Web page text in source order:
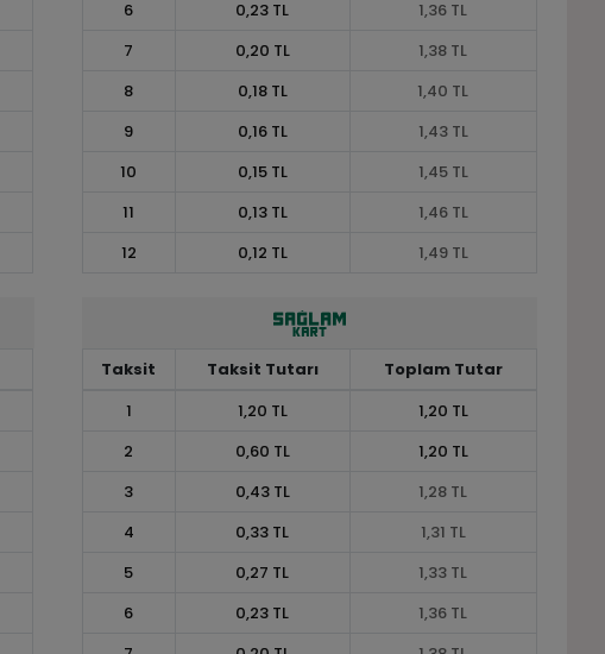
6
0,23 TL
1,36 TL
7
0,20 TL
1,38 TL
8
0,18 TL
1,40 TL
9
0,16 TL
1,43 TL
10
0,15 TL
1,45 TL
11
0,13 TL
1,46 TL
12
0,12 TL 1,49 TL
Taksit Taksit Tutarı
Toplam Tutar
1
1,20 TL
1,20 TL
2
0,60 TL
1,20 TL
3
0,43 TL
1,28 TL
4
0,33 TL
1,31 TL
5
0,27 TL
1,33 TL
6
0,23 TL
1,36 TL